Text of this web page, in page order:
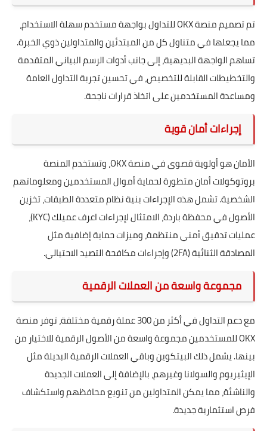
تم تصميم منصة OKX للتداول بواجهة مستخدم سهلة الاستخدام،
مما يجعلها في متناول كل من المبتدئين والمتداولين ذوي الخبرة.
تساهم الواجهة البديهية، إلى جانب أدوات الرسم البياني المتقدمة
والتخطيطات القابلة للتخصيص، في تحسين تجربة التداول العامة
ومساعدة المستخدمين على اتخاذ قرارات ناجحة.
إجراءات أمان قوية
الأمان هو أولوية قصوى في منصة OKX، وتستخدم المنصة
بروتوكولات أمان متطورة لحماية أموال المستخدمين ومعلوماتهم
الشخصية. تشمل هذه الإجراءات بنية نظام متعددة الطبقات، تخزين
الأصول في محفظة باردة، الامتثال لإجراءات اعرف عميلك (KYC)،
عمليات تدقيق أمني منتظمة، وميزات حماية إضافية مثل
المصادقة الثنائية (2FA) وإجراءات مكافحة التصيد الاحتيالي.
مجموعة واسعة من العملات الرقمية
مع دعم التداول في أكثر من 300 عملة رقمية مختلفة، توفر منصة
OKX للمستخدمين مجموعة واسعة من الأصول الرقمية للاختيار من
بينها. يشمل ذلك البيتكوين وباقي العملات الرقمية البديلة مثل
الإيثيريوم والسولانا وغيرهم، بالإضافة إلى العملات الجديدة
والناشئة، مما يمكن المتداولين من تنويع محافظهم واستكشاف
فرص استثمارية جديدة.